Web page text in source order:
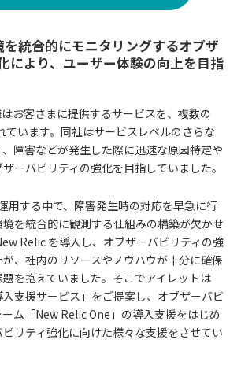
を統合的にモニタリングするオブザ
により、ユーザー体験の向上を目指
お客さまに提供するサービスを、複数の
ています。同社はサービスレベルのさらな
障害などが発生した際に迅速な原因特定や
ーバビリティの強化を目指していました。
用する中で、障害発生時の対応を早急に行
を統合的に観測する仕組みの構築が欠かせ
Relic を導入し、オブザーバビリティの強
、社内のリソースやノウハウが十分に確保
を抱えていました。そこでアイレットは
入支援サービス」をご提案し、オブザーバビ
ム「New Relic One」の導入支援をはじめ
リティ強化に向けた様々な支援をさせてい